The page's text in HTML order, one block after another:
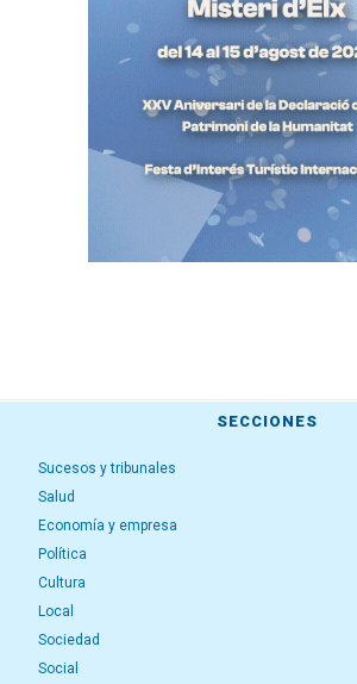
SECCIONES
Sucesos y tribunales
Salud
Economía y empresa
Política
Cultura
Local
Sociedad
Social